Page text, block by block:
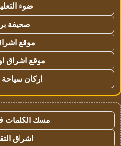
ضوء
صحيفة
موقع
موقع اشراق
اركان
مسك الكلمات
اشراق